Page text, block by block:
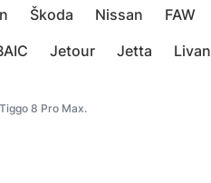
Škoda Nissan FAW
Jetour Jetta Livan
8 Pro Max.